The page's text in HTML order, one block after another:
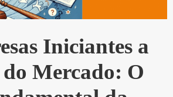
Iniciantes a
Mercado: O